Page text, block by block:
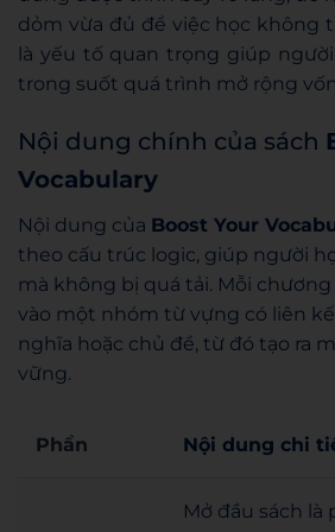
dỏm vừa đủ để việc học không
là yếu tố quan trọng giúp
trong suốt quá trình mở rộng
Nội dung chính của sách
Vocabulary
Nội dung của Boost Your
theo cấu trúc logic, giúp người
mà không bị quá tải. Mỗi
vào một nhóm từ vựng có liên
nghĩa hoặc chủ đề, từ đó tạo ra
vững.
Phần Nội dung chi
Mở đầu sách